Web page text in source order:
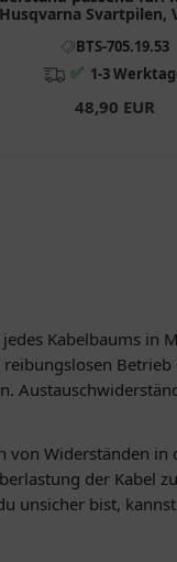
Husqvarna Svartpilen,
BTS-705.19.53
✅ 1-3
48,90 EUR
Kabelbaums
von Widerständen
der Kabel
unsicher bist,